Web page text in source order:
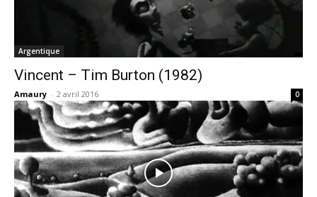
Argentique
Vincent – Tim Burton (1982)
Amaury - 2 avril 2016 0